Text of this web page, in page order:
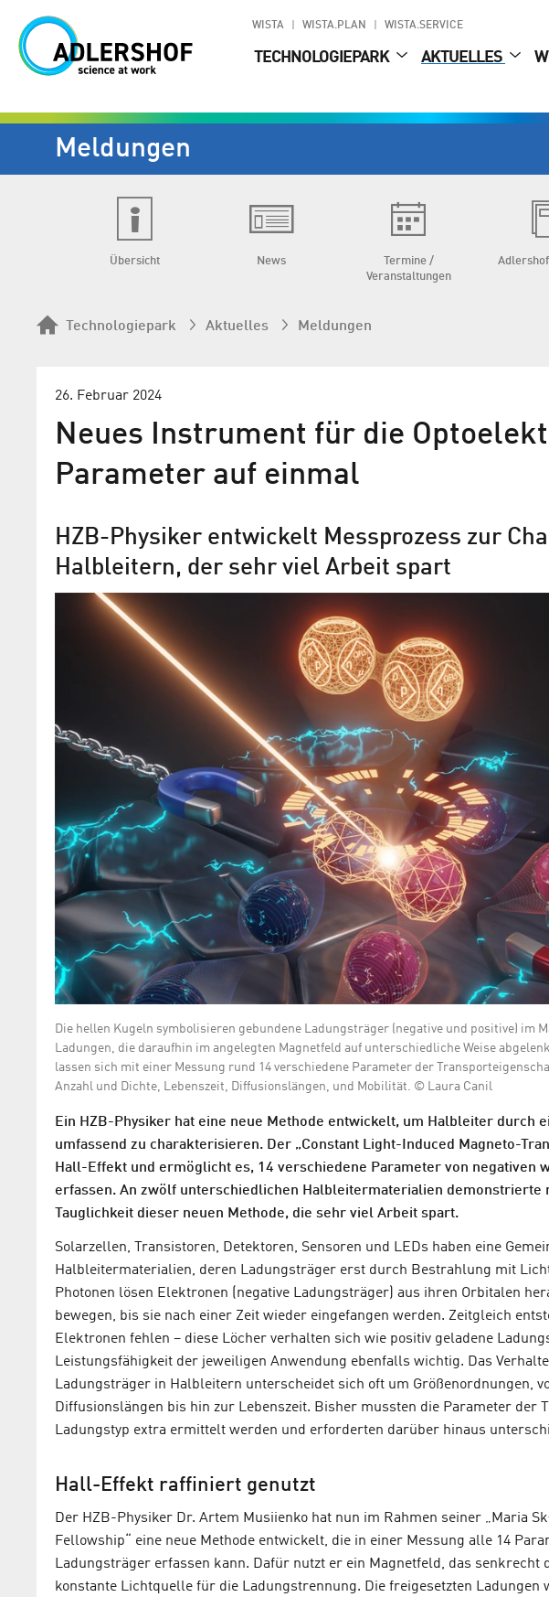
WISTA WISTA.PLAN WISTA.SERVICE
TECHNOLOGIEPARK AKTUELLES
Meldungen
Übersicht News
Termine /
Veranstaltungen
Technologiepark Aktuelles Meldungen
26. Februar 2024
Neues Instrument für die
Parameter auf einmal
HZB-Physiker entwickelt Messprozess zur
Halbleitern, der sehr viel Arbeit spart
Die hellen Kugeln symbolisieren gebundene Ladungsträger (negative und positive) im
Ladungen, die daraufhin im angelegten Magnetfeld auf unterschiedliche Weise
lassen sich mit einer Messung rund 14 verschiedene Parameter der
Anzahl und Dichte, Lebenszeit, Diffusionslängen, und Mobilität. © Laura Canil
Ein HZB-Physiker hat eine neue Methode entwickelt, um Halbleiter durch
umfassend zu charakterisieren. Der „Constant Light-Induced Magneto-
Hall-Effekt und ermöglicht es, 14 verschiedene Parameter von negativen
erfassen. An zwölf unterschiedlichen Halbleitermaterialien demonstrierte
Tauglichkeit dieser neuen Methode, die sehr viel Arbeit spart.
Solarzellen, Transistoren, Detektoren, Sensoren und LEDs haben eine
Halbleitermaterialien, deren Ladungsträger erst durch Bestrahlung mit
Photonen lösen Elektronen (negative Ladungsträger) aus ihren Orbitalen
bewegen, bis sie nach einer Zeit wieder eingefangen werden. Zeitgleich
Elektronen fehlen – diese Löcher verhalten sich wie positiv geladene
Leistungsfähigkeit der jeweiligen Anwendung ebenfalls wichtig. Das
Ladungsträger in Halbleitern unterscheidet sich oft um Größenordnungen,
Diffusionslängen bis hin zur Lebenszeit. Bisher mussten die Parameter der
Ladungstyp extra ermittelt werden und erforderten darüber hinaus
Hall-Effekt raffiniert genutzt
Der HZB-Physiker Dr. Artem Musiienko hat nun im Rahmen seiner „Maria
Fellowship“ eine neue Methode entwickelt, die in einer Messung alle 14
Ladungsträger erfassen kann. Dafür nutzt er ein Magnetfeld, das senkrecht
konstante Lichtquelle für die Ladungstrennung. Die freigesetzten Ladungen
Indiumphosphid bei der Arbeit
zugeschaut
Forschungsteam von HZB, TU Ilmenau und
Universität Paderborn gewann Erkenntnisse über
die Elektronendynamik in der Oberfläche des
Halbleiters
In
steigern